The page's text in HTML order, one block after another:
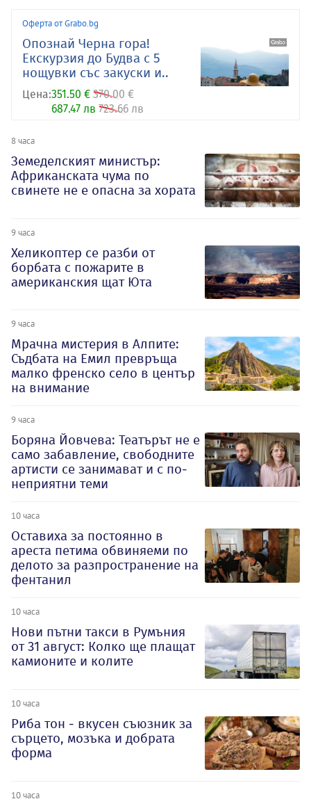
Оферта от Grabo.bg
Опознай Черна гора!
Екскурзия до Будва с 5
нощувки със закуски и..
Цена:351.50 € 370.00 €
687.47 лв 723.66 лв
8 часа
Земеделският министър:
Африканската чума по
свинете не е опасна за хората
9 часа
Хеликоптер се разби от
борбата с пожарите в
американския щат Юта
9 часа
Мрачна мистерия в Алпите:
Съдбата на Емил превръща
малко френско село в център
на внимание
9 часа
Боряна Йовчева: Театърът не е
само забавление, свободните
артисти се занимават и с по-
неприятни теми
10 часа
Оставиха за постоянно в
ареста петима обвиняеми по
делото за разпространение на
фентанил
10 часа
Нови пътни такси в Румъния
от 31 август: Колко ще плащат
камионите и колите
10 часа
Риба тон - вкусен съюзник за
сърцето, мозъка и добрата
форма
10 часа